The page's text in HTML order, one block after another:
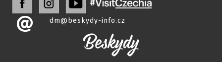
dm@beskydy-info.cz